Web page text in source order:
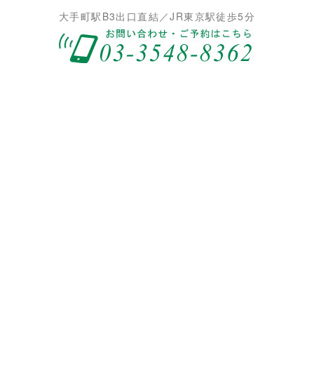
大手町駅B3出口直結／JR東京駅徒歩5分